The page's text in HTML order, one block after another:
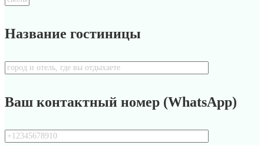
Название гостиницы
Ваш контактный номер (WhatsApp)